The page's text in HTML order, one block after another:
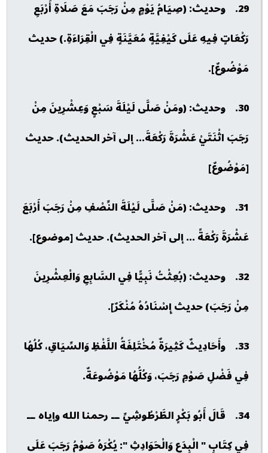
29. وحديث: (صِيَامُ يَوْمٍ مِنْ رَجَبَ مَعَ صَلَاةِ أَرْبَعِ
رَكْعَاتٍ فِيهِ عَلَى كَيْفِيَّةٍ مُعَيَّنَةٍ فِي الْقِرَاءَةِ.) حديث
مَوْضُوعٌ].
30. وحديث: (ومَنْ صَلَّى لَيْلَةَ سَبْعٍ وَعِشْرِينَ مِنْ
رَجَبَ اثْنَتَيْ عَشْرَةَ رَكْعَةَ... إلى آخر الحديث). حديث
[مَوْضُوعٌ]
31. وحديث: (مَنْ صَلَّى لَيْلَةَ النِّصْفِ مِنْ رَجَبَ أَرْبَعَ
عَشْرَةَ رَكْعَةً ... إلى آخر الحديث). حديث [موضوع].
32. وحديث: (بُعِثْتُ نَبِيًّا فِي السَّابِعِ وَالْعِشْرِينَ
مِنْ رَجَبَ) حديث إِسْنَادُهُ مُنْكَرٌ].
33. وأَحَادِيثٌ كَثِيرَةٌ مُخْتَلِفَةُ اللَّفْظِ وَالسِّيَاقِ، كُلُهُا
فِي فَضْلِ صَوْمِ رَجَبَ، وَكُلُّهُا مَوْضُوعَةٌ.
34. قَالَ أَبُو بَكْرٍ الطَّرْطُوشِيِّ ــ رحمنا الله وإياه ــ
فِي كِتَابِ " الْبِدَعِ وَالْحَوَادِثِ ": يُكْرَهُ صَوْمُ رَجَبَ عَلَى